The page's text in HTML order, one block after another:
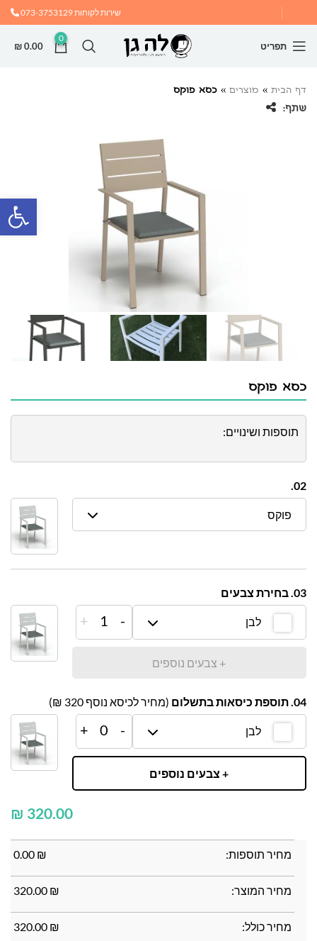
שירות לקוחות073-3753129
תפריט
0
₪0.00
דף הבית » מוצרים » כסא פוקס
שתף:
כסא פוקס
תוספות ושינויים:
02.
פוקס
03. בחירת צבעים
לבן -
1
+
+ צבעים נוספים
04. תוספת כיסאות בתשלום (מחיר לכיסא נוסף 320
₪)
לבן -
0
+
+ צבעים נוספים
₪
מחיר תוספות: ₪
0.00
מחיר המוצר: ₪
320.00
מחיר כולל: ₪
320.00